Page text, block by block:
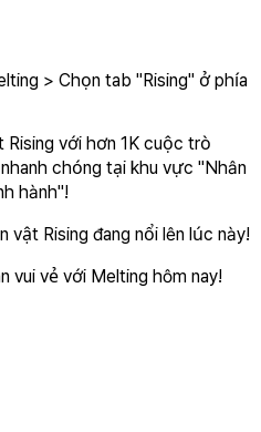
> Chọn tab "Rising" ở phía
Rising với hơn 1K cuộc trò
chóng tại khu vực "Nhân
hành"!
vật Rising đang nổi lên lúc này!
vui vẻ với Melting hôm nay!